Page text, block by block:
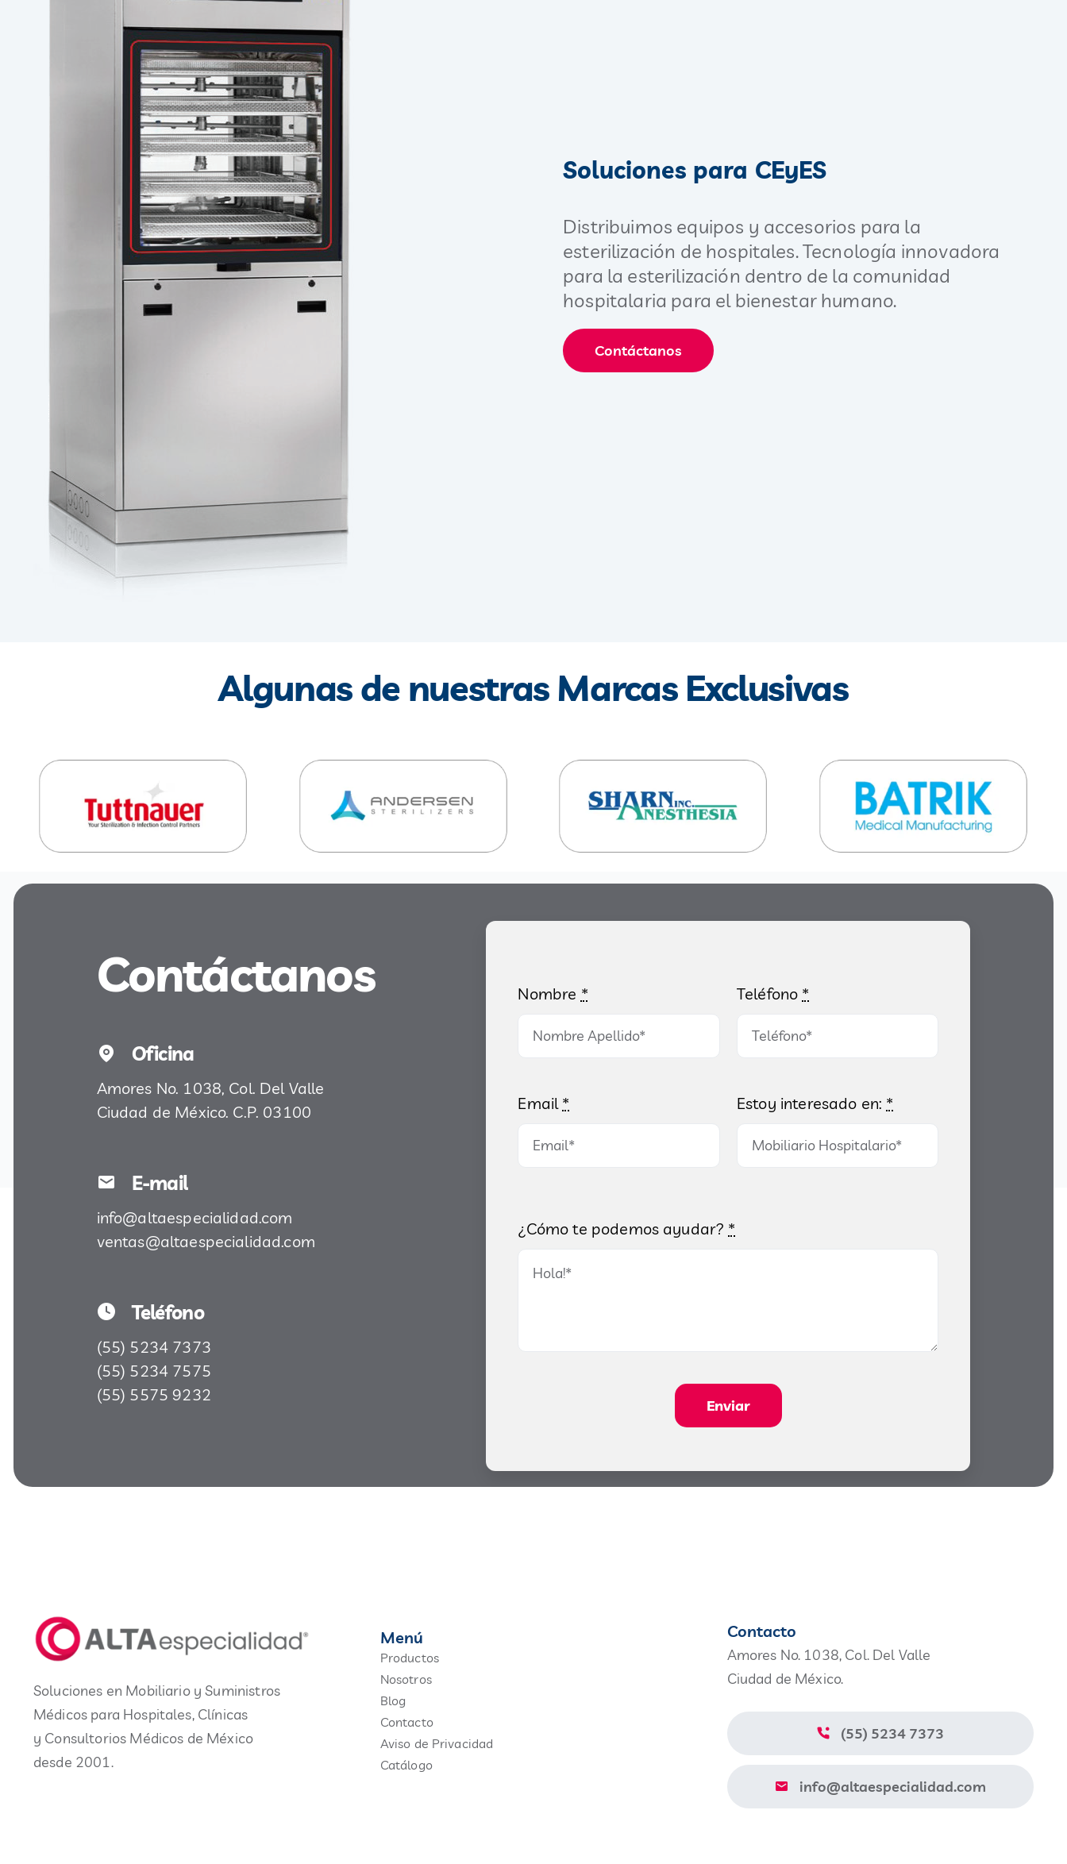
Soluciones para CEyES
Distribuimos equipos y accesorios para la
esterilización de hospitales. Tecnología innovadora
para la esterilización dentro de la comunidad
hospitalaria para el bienestar humano.
Contáctanos
Algunas de nuestras Marcas Exclusivas
Contáctanos
Oficina
Amores No. 1038, Col. Del Valle
Ciudad de México. C.P. 03100
E-mail
info@altaespecialidad.com
ventas@altaespecialidad.com
Teléfono
(55) 5234 7373
(55) 5234 7575
(55) 5575 9232
Nombre *
Email *
Teléfono *
Estoy interesado en: *
¿Cómo te podemos ayudar? *
Enviar
Soluciones en Mobiliario y Suministros
Médicos para Hospitales, Clínicas
y Consultorios Médicos de México
desde 2001.
Menú
Productos
Nosotros
Blog
Contacto
Aviso de Privacidad
Catálogo
Contacto
Amores No. 1038, Col. Del Valle
Ciudad de México.
(55) 5234 7373
info@altaespecialidad.com